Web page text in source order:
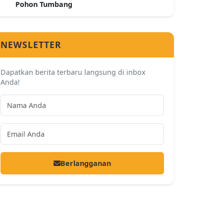
Pohon Tumbang
NEWSLETTER
Dapatkan berita terbaru langsung di inbox
Anda!
Berlangganan